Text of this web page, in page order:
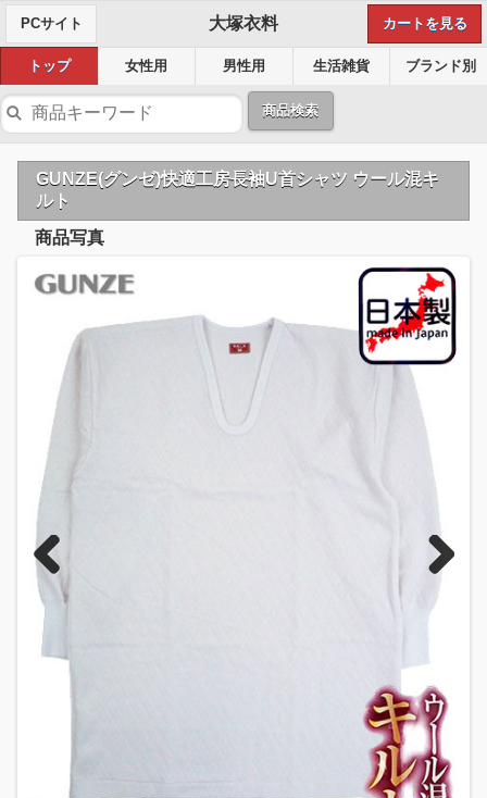
PCサイト 大塚衣料 カートを見る
トップ 女性用 男性用 生活雑貨 ブランド別
商品検索
GUNZE(グンゼ)快適工房長袖U首シャツ ウール混キ
ルト
商品写真
Previous Next